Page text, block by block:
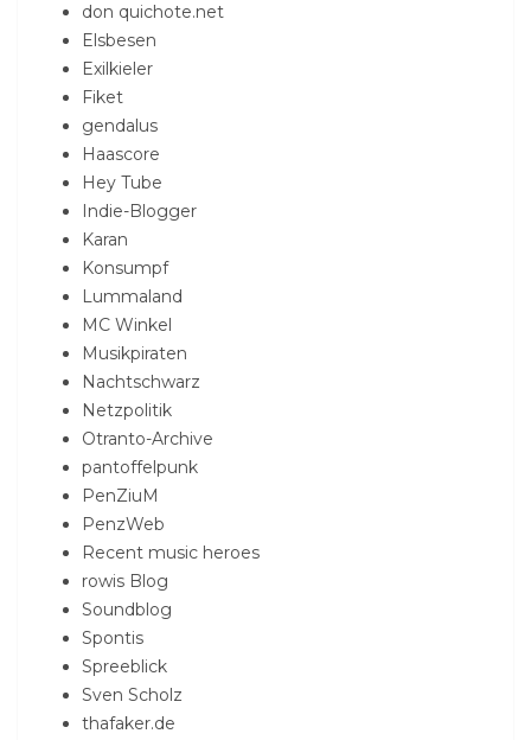
don quichote.net
Elsbesen
Exilkieler
Fiket
gendalus
Haascore
Hey Tube
Indie-Blogger
Karan
Konsumpf
Lummaland
MC Winkel
Musikpiraten
Nachtschwarz
Netzpolitik
Otranto-Archive
pantoffelpunk
PenZiuM
PenzWeb
Recent music heroes
rowis Blog
Soundblog
Spontis
Spreeblick
Sven Scholz
thafaker.de